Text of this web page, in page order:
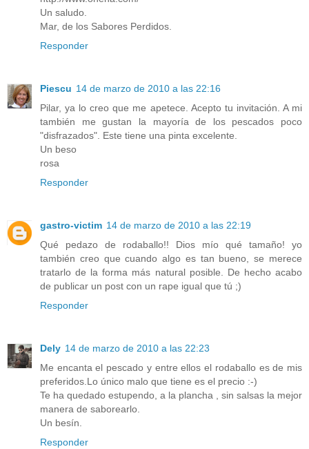
Un saludo.
Mar, de los Sabores Perdidos.
Responder
Piescu 14 de marzo de 2010 a las 22:16
Pilar, ya lo creo que me apetece. Acepto tu invitación. A mi
también me gustan la mayoría de los pescados poco
"disfrazados". Este tiene una pinta excelente.
Un beso
rosa
Responder
gastro-victim 14 de marzo de 2010 a las 22:19
Qué pedazo de rodaballo!! Dios mío qué tamaño! yo
también creo que cuando algo es tan bueno, se merece
tratarlo de la forma más natural posible. De hecho acabo
de publicar un post con un rape igual que tú ;)
Responder
Dely 14 de marzo de 2010 a las 22:23
Me encanta el pescado y entre ellos el rodaballo es de mis
preferidos.Lo único malo que tiene es el precio :-)
Te ha quedado estupendo, a la plancha , sin salsas la mejor
manera de saborearlo.
Un besín.
Responder